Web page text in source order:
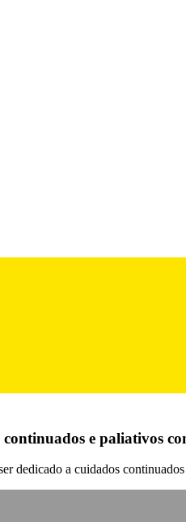
e paliativos
dedicado a cuidados